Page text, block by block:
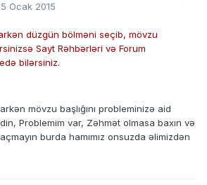
Ocak 2015
düzgün bölməni seçib, mövzu
Sayt Rəhbərləri və Forum
bilərsiniz.
mövzu başlığını probleminizə aid
Problemim var, Zəhmət olmasa baxın və
burda hamımız onsuzda əlimizdən